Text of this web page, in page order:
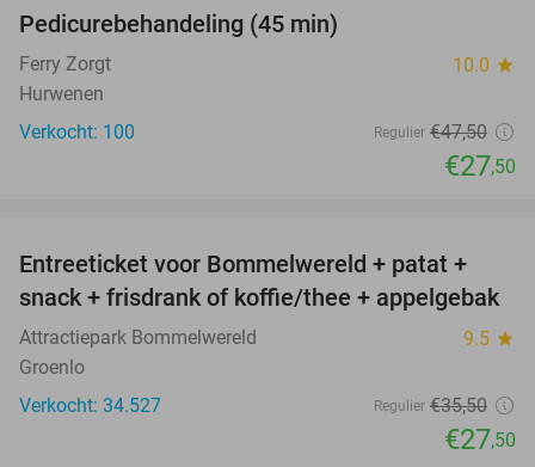
OUT
Pedicurebehandeling (45 min)
Ferry Zorgt 10.0 star
Hurwenen
Verkocht: 100
Regulier €47,50
€27,50
23%
Entreeticket voor Bommelwereld + patat +
snack + frisdrank of koffie/thee + appelgebak
Attractiepark Bommelwereld 9.5 star
Groenlo
Verkocht: 34.527
Regulier €35,50
€27,50